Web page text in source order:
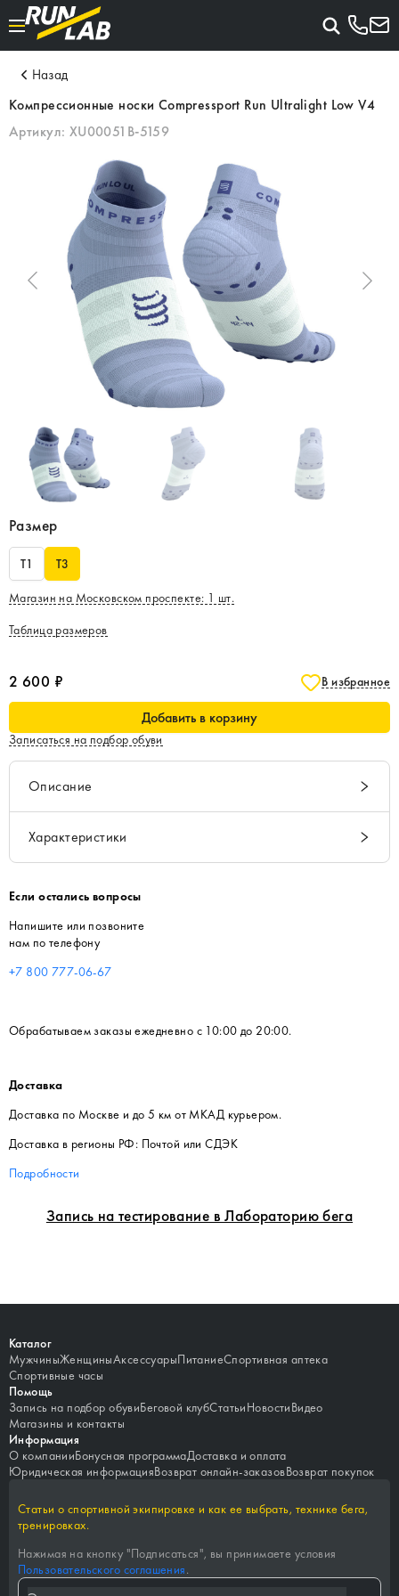
Назад
Компрессионные носки Compressport Run Ultralight Low V4
Артикул: XU00051B-5159
Запись на тестирование в Лабораторию бега
Размер
T1 T3
Магазин на Московском проспекте: 1 шт.
Таблица размеров
2 600 ₽ В избранное
Добавить в корзину
Записаться на подбор обуви
Описание
Характеристики
Если остались вопросы
Напишите или позвоните
нам по телефону
+7 800 777-06-67
Обрабатываем заказы ежедневно с 10:00 до 20:00.
Доставка
Доставка по Москве и до 5 км от МКАД курьером.
Доставка в регионы РФ: Почтой или СДЭК
Подробности
Каталог
МужчиныЖенщиныАксессуарыПитаниеСпортивная аптека
Спортивные часы
Помощь
Запись на подбор обувиБеговой клубСтатьиНовостиВидео
Магазины и контакты
Информация
О компанииБонусная программаДоставка и оплата
Юридическая информацияВозврат онлайн-заказовВозврат покупок
Статьи о спортивной экипировке и как ее выбрать, технике бега,
тренировках.
Нажимая на кнопку "Подписаться", вы принимаете условия
Пользовательского соглашения.